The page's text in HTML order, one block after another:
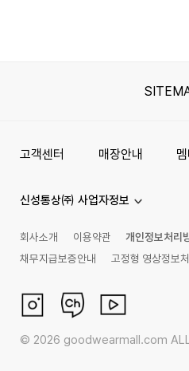
고객센터 매장안내
신성통상㈜ 사업자정보
회사소개 이용약관
개인정보처리
채무지급보증안내
고정형 영상정보
© 2026 goodwearmall.com ALL